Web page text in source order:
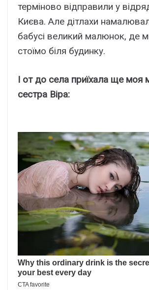
терміново відправили у
Києва. Але дітлахи
бабусі великий малюнок, де
стоїмо біля будинку.
І от до села приїхала ще
сестра Віра: